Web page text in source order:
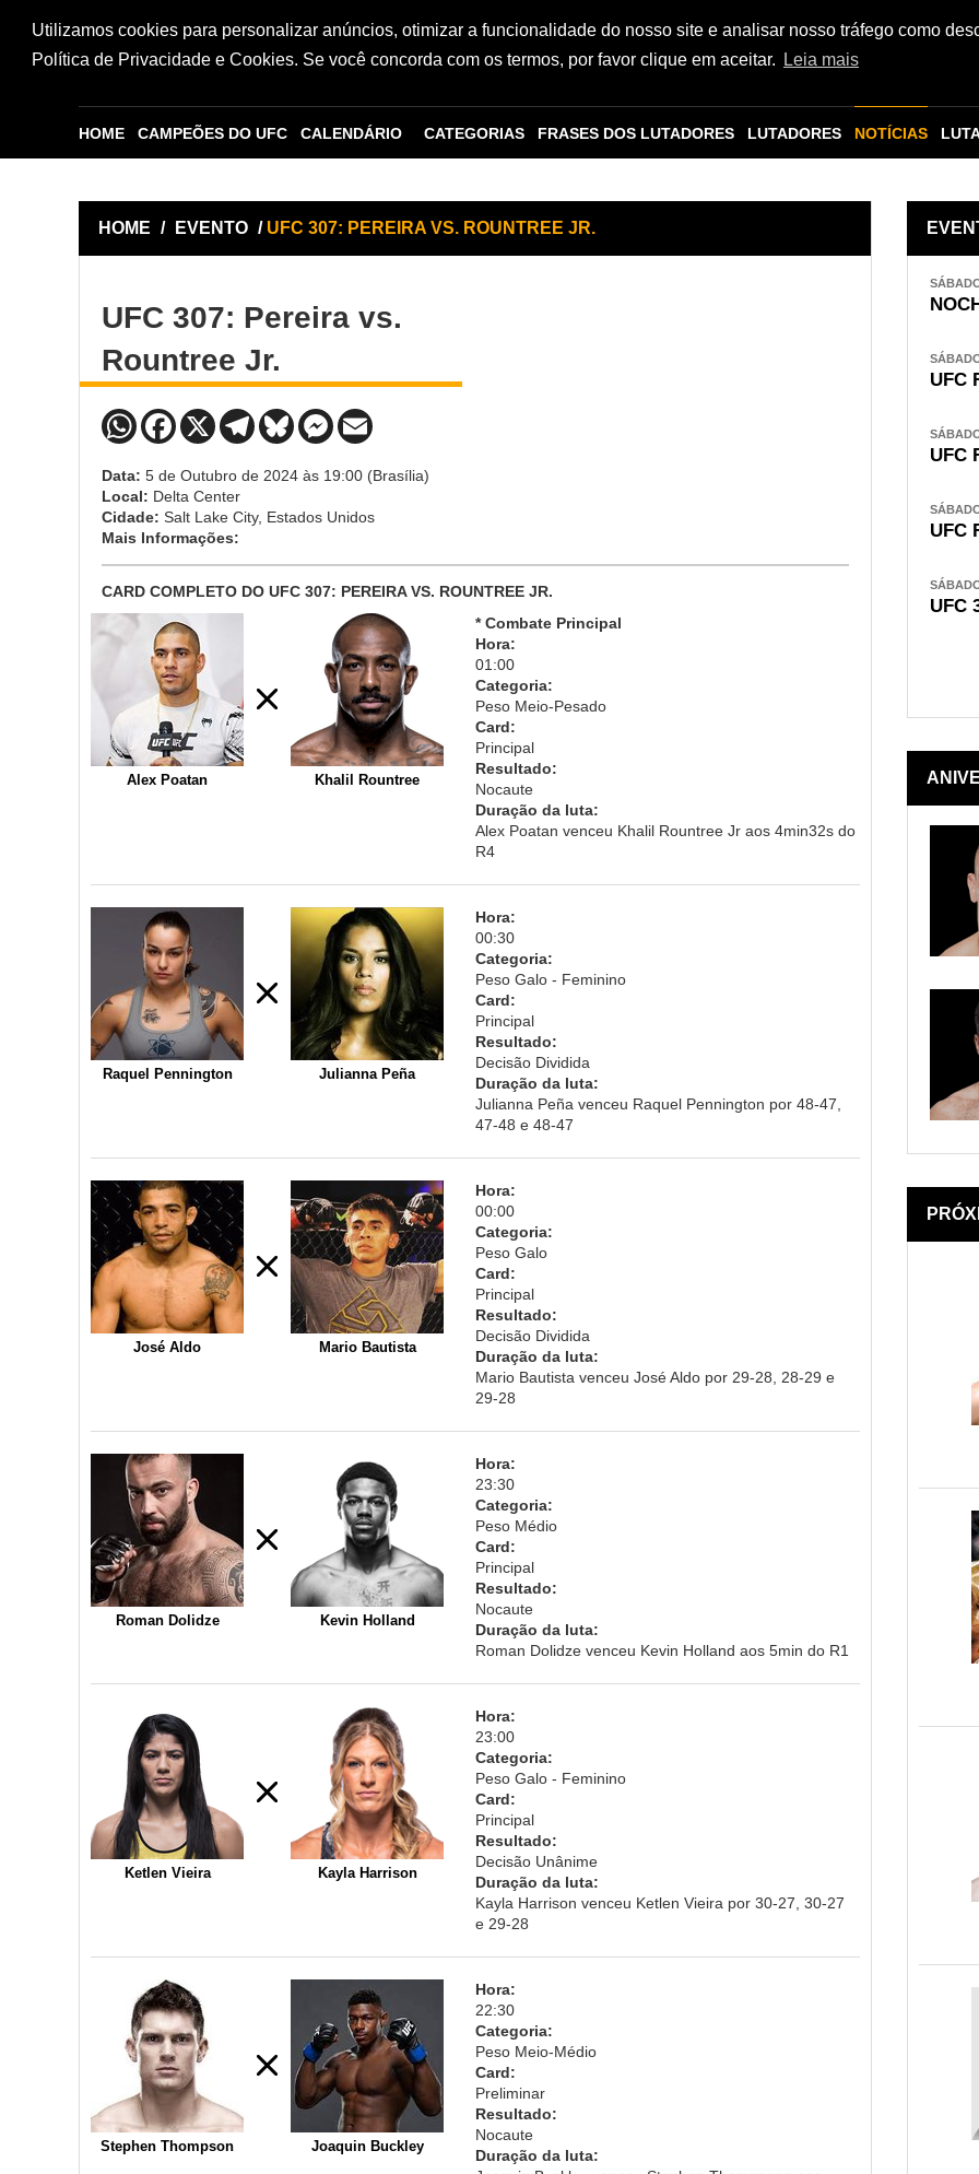
Utilizamos cookies para personalizar anúncios, otimizar a funcionalidade do nosso site e analisar nosso tráfego como
Política de Privacidade e Cookies. Se você concorda com os termos, por favor clique em aceitar.
Leia mais
HOME CAMPEÕES DO UFC CALENDÁRIO CATEGORIAS FRASES DOS LUTADORES LUTADORES NOTÍCIAS
HOME / EVENTO / UFC 307: PEREIRA VS. ROUNTREE JR.
UFC 307: Pereira vs.
Rountree Jr.
Data: 5 de Outubro de 2024 às 19:00 (Brasília)
Local: Delta Center
Cidade: Salt Lake City, Estados Unidos
Mais Informações:
CARD COMPLETO DO UFC 307: PEREIRA VS. ROUNTREE JR.
Alex Poatan Khalil Rountree
* Combate Principal
Hora:
01:00
Categoria:
Peso Meio-Pesado
Card:
Principal
Resultado:
Nocaute
Duração da luta:
Alex Poatan venceu Khalil Rountree Jr aos 4min32s do
R4
Raquel Pennington Julianna Peña
Hora:
00:30
Categoria:
Peso Galo - Feminino
Card:
Principal
Resultado:
Decisão Dividida
Duração da luta:
Julianna Peña venceu Raquel Pennington por 48-47,
47-48 e 48-47
José Aldo Mario Bautista
Hora:
00:00
Categoria:
Peso Galo
Card:
Principal
Resultado:
Decisão Dividida
Duração da luta:
Mario Bautista venceu José Aldo por 29-28, 28-29 e
29-28
Roman Dolidze Kevin Holland
Hora:
23:30
Categoria:
Peso Médio
Card:
Principal
Resultado:
Nocaute
Duração da luta:
Roman Dolidze venceu Kevin Holland aos 5min do R1
Ketlen Vieira Kayla Harrison
Hora:
23:00
Categoria:
Peso Galo - Feminino
Card:
Principal
Resultado:
Decisão Unânime
Duração da luta:
Kayla Harrison venceu Ketlen Vieira por 30-27, 30-27
e 29-28
Stephen Thompson Joaquin Buckley
Hora:
22:30
Categoria:
Peso Meio-Médio
Card:
Preliminar
Resultado:
Nocaute
Duração da luta:
UFC
UFC
UFC
UFC